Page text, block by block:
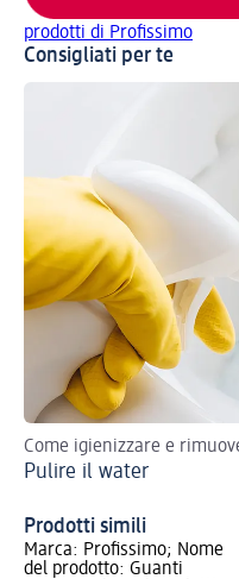
prodotti di Profissimo
Consigliati per te
Come igienizzare e
Pulire il water
Prodotti simili
Marca: Profissimo; Nome
del prodotto: Guanti